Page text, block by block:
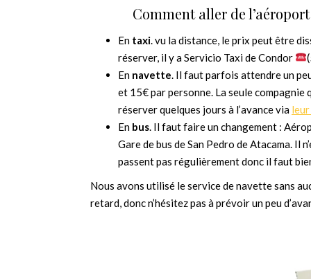
Comment aller de
En taxi. vu la distance, le prix peut être
réserver, il y a Servicio Taxi de Condor
En navette. Il faut parfois attendre un
et 15€ par personne. La seule
réserver quelques jours à l’avance via
En bus. Il faut faire un changement :
Gare de bus de San Pedro de Atacama. Il
passent pas régulièrement donc il faut
Nous avons utilisé le service de navette sans
retard, donc n’hésitez pas à prévoir un peu